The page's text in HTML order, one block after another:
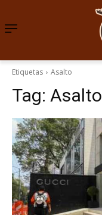
Etiquetas Asalto
Tag: Asalto